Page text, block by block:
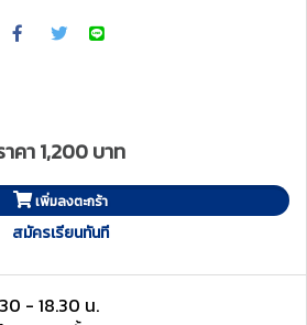
าคา 1,200 บาท
เพิ่มลงตะกร้า
สมัครเรียนทันที
- 18.30 น.